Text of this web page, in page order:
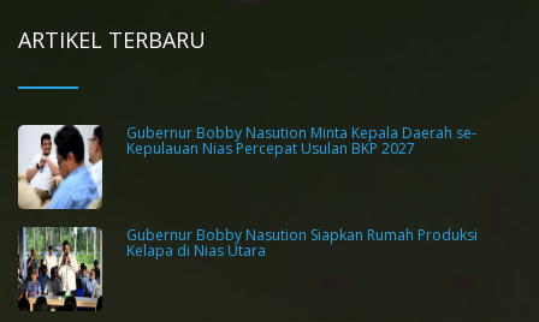
ARTIKEL TERBARU
Gubernur Bobby Nasution Minta Kepala Daerah se-
Kepulauan Nias Percepat Usulan BKP 2027
Gubernur Bobby Nasution Siapkan Rumah Produksi
Kelapa di Nias Utara